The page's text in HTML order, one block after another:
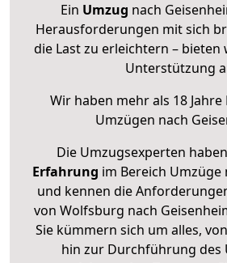
Ein Umzug nach
Herausforderungen mit sich
die Last zu erleichtern –
Unterstützung
Wir haben mehr als 18
Umzügen nach
Die Umzugsexperten haben
Erfahrung im Bereich Umzüge
und kennen die
von Wolfsburg nach
Sie kümmern sich um alles,
hin zur Durchführung des